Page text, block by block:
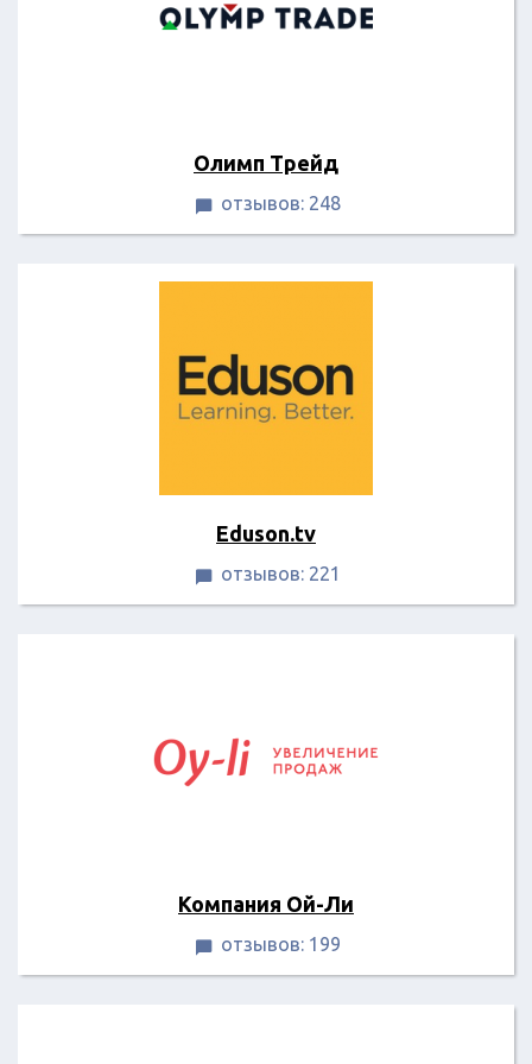
Олимп Трейд
 отзывов: 248
Eduson.tv
 отзывов: 221
Компания Ой-Ли
 отзывов: 199